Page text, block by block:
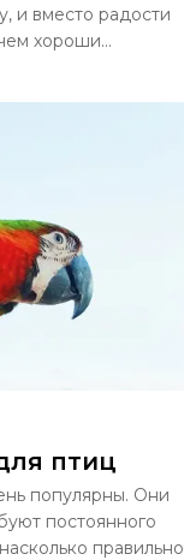
и вместо радости
хороши...
птиц
популярны. Они
постоянного
правильно